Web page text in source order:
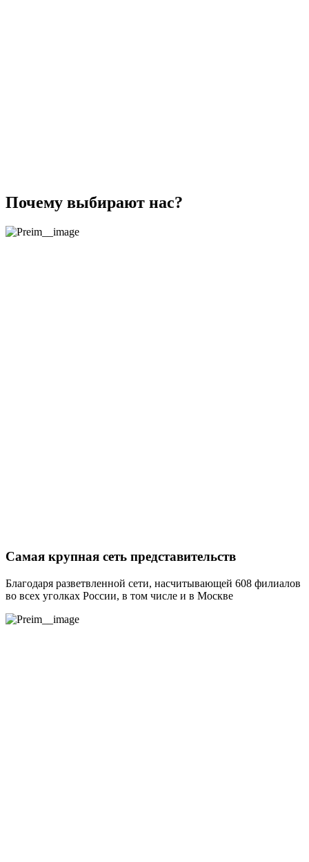
Почему выбирают нас?
Самая крупная сеть представительств
Благодаря разветвленной сети, насчитывающей 608 филиалов
во всех уголках России, в том числе и в Москве